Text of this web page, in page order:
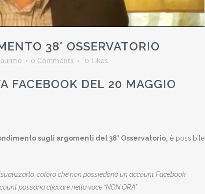
38° OSSERVATORIO
0 Comments 0 Likes
FACEBOOK DEL 20 MAGGIO
sugli argomenti del 38° Osservatorio, è possibile
coloro che non possiedono un account Facebook
possono cliccare nella voce “NON ORA”